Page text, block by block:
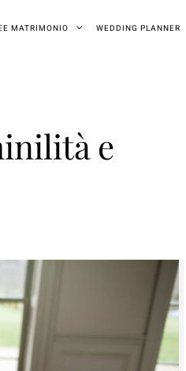
MATRIMONIO WEDDING PLANNER
e